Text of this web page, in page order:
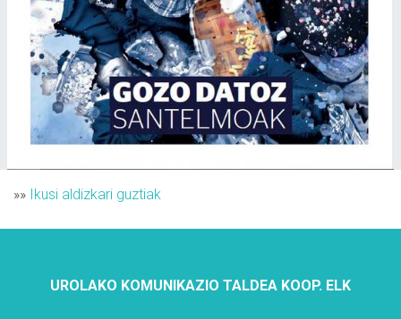
»» Ikusi aldizkari guztiak
UROLAKO KOMUNIKAZIO TALDEA KOOP. ELK